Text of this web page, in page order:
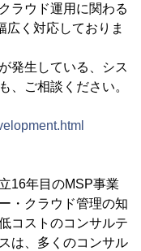
ラウド運用に関わる
広く対応しておりま
発生している、シス
、ご相談ください。
16年目のMSP事業
・クラウド管理の知
コストのコンサルテ
は、多くのコンサル